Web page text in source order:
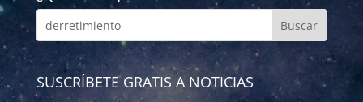
SUSCRÍBETE GRATIS A NOTICIAS